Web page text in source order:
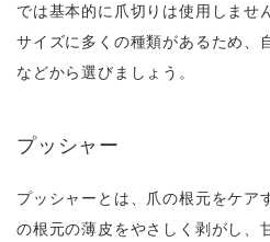
では基本的に爪切りは使用しませ
サイズに多くの種類があるため、
などから選びましょう。
プッシャー
プッシャーとは、爪の根元をケア
の根元の薄皮をやさしく剥がし、